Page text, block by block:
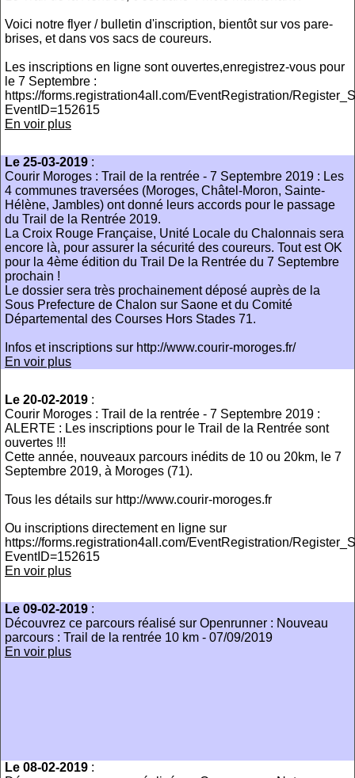
Voici notre flyer / bulletin d'inscription, bientôt sur vos pare-
brises, et dans vos sacs de coureurs.
Les inscriptions en ligne sont ouvertes,enregistrez-vous pour
le 7 Septembre :
https://forms.registration4all.com/EventRegistration/
EventID=152615
En voir plus
Le 25-03-2019 :
Courir Moroges : Trail de la rentrée - 7 Septembre 2019 : Les
4 communes traversées (Moroges, Châtel-Moron, Sainte-
Hélène, Jambles) ont donné leurs accords pour le passage
du Trail de la Rentrée 2019.
La Croix Rouge Française, Unité Locale du Chalonnais sera
encore là, pour assurer la sécurité des coureurs. Tout est OK
pour la 4ème édition du Trail De la Rentrée du 7 Septembre
prochain !
Le dossier sera très prochainement déposé auprès de la
Sous Prefecture de Chalon sur Saone et du Comité
Départemental des Courses Hors Stades 71.
Infos et inscriptions sur http://www.courir-moroges.fr/
En voir plus
Le 20-02-2019 :
Courir Moroges : Trail de la rentrée - 7 Septembre 2019 :
ALERTE : Les inscriptions pour le Trail de la Rentrée sont
ouvertes !!!
Cette année, nouveaux parcours inédits de 10 ou 20km, le 7
Septembre 2019, à Moroges (71).
Tous les détails sur http://www.courir-moroges.fr
Ou inscriptions directement en ligne sur
https://forms.registration4all.com/EventRegistration/
EventID=152615
En voir plus
Le 09-02-2019 :
Découvrez ce parcours réalisé sur Openrunner : Nouveau
parcours : Trail de la rentrée 10 km - 07/09/2019
En voir plus
Le 08-02-2019 :